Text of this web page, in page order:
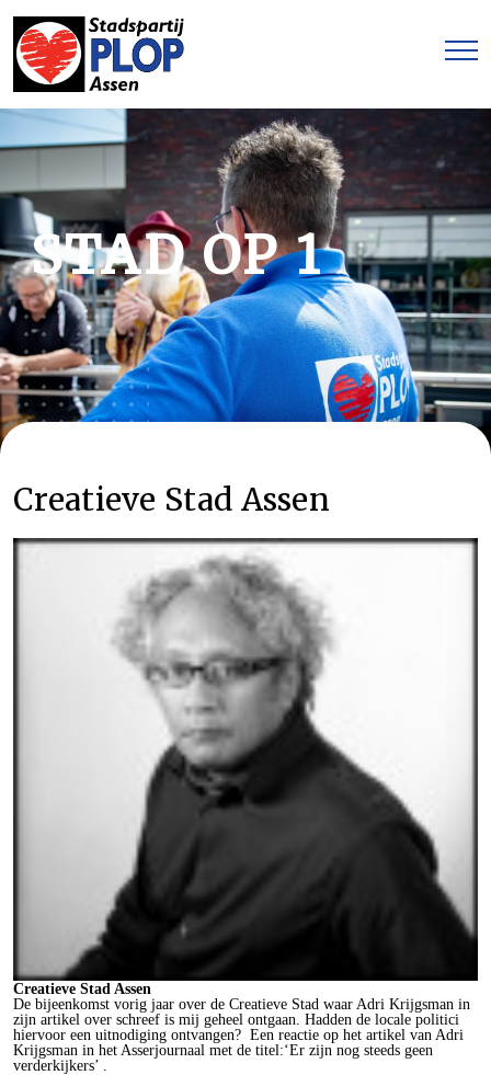
STAD OP 1
Creatieve Stad Assen
Creatieve Stad Assen
De bijeenkomst vorig jaar over de Creatieve Stad waar Adri Krijgsman in
zijn artikel over schreef is mij geheel ontgaan. Hadden de locale politici
hiervoor een uitnodiging ontvangen? Een reactie op het artikel van Adri
Krijgsman in het Asserjournaal met de titel:‘Er zijn nog steeds geen
verderkijkers’ .